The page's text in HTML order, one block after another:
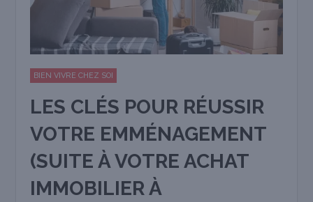
BIEN VIVRE CHEZ SOI
LES CLÉS POUR RÉUSSIR
VOTRE EMMÉNAGEMENT
(SUITE À VOTRE ACHAT
IMMOBILIER À